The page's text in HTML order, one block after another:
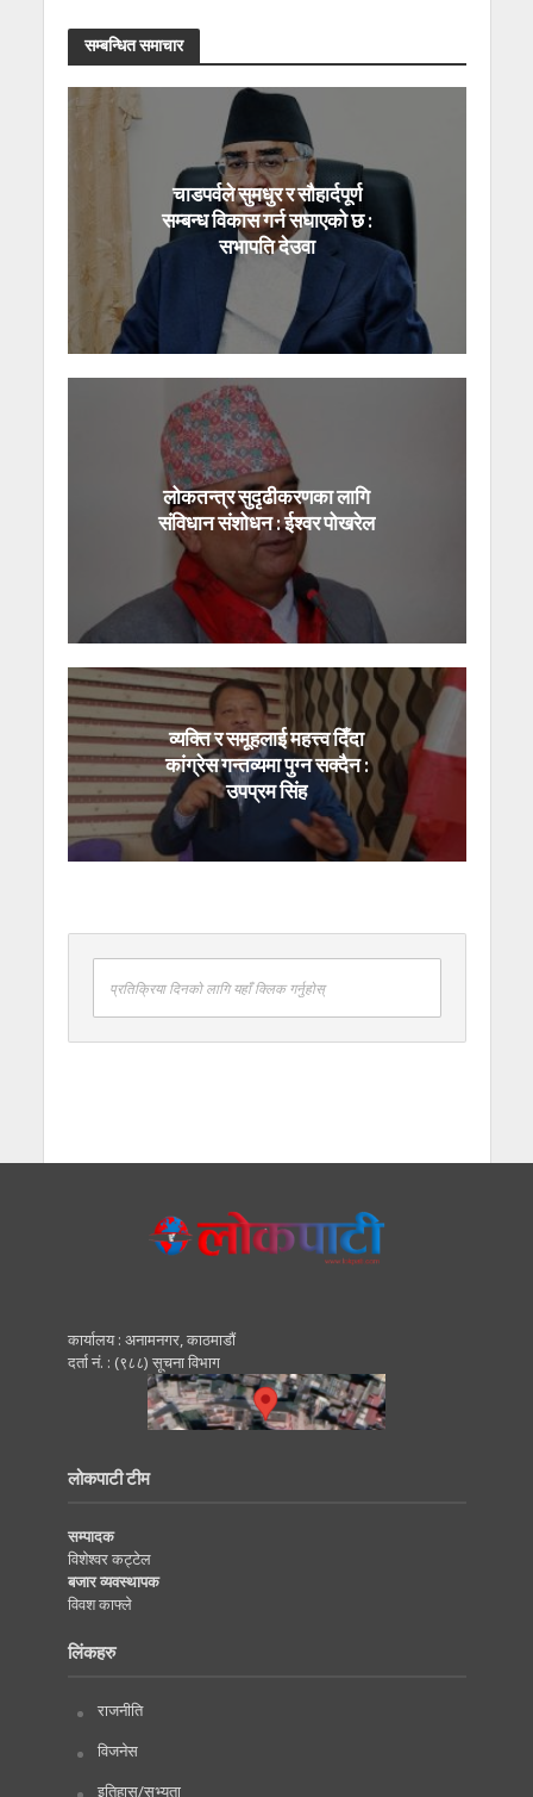
सम्बन्धित समाचार
चाडपर्वले सुमधुर र सौहार्दपूर्ण
सम्बन्ध विकास गर्न सघाएको छ :
सभापति देउवा
लोकतन्त्र सुदृढीकरणका लागि
संविधान संशोधन : ईश्वर पोखरेल
व्यक्ति र समूहलाई महत्त्व दिँदा
कांग्रेस गन्तव्यमा पुग्न सक्दैन :
उपप्रम सिंह
प्रतिक्रिया दिनको लागि यहाँ क्लिक गर्नुहोस्
कार्यालय : अनामनगर, काठमाडाैं
दर्ता नं. : (९८८) सूचना विभाग
लोकपाटी टीम
सम्पादक
विशेश्वर कट्टेल
बजार व्यवस्थापक
विवश काफ्ले
लिंकहरु
राजनीति
विजनेस
इतिहास/सभ्यता